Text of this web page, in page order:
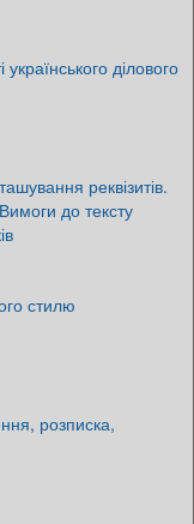
ділового
реквізитів.
до тексту
стилю
розписка,